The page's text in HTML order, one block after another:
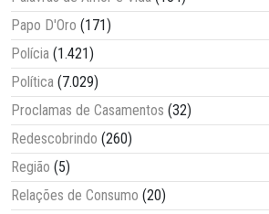
Papo D'Oro (171)
Polícia (1.421)
Política (7.029)
Proclamas de Casamentos (32)
Redescobrindo (260)
Região (5)
Relações de Consumo (20)